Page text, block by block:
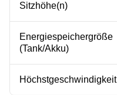
Sitzhöhe(n)
Energiespeichergröße
(Tank/Akku)
Höchstgeschwindigkeit